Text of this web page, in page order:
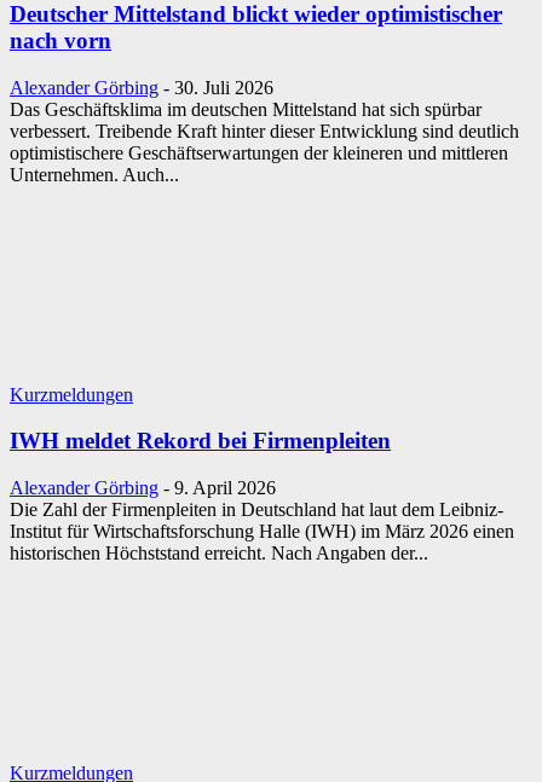
Deutscher Mittelstand blickt wieder optimistischer
nach vorn
Alexander Görbing - 30. Juli 2026
Das Geschäftsklima im deutschen Mittelstand hat sich spürbar
verbessert. Treibende Kraft hinter dieser Entwicklung sind deutlich
optimistischere Geschäftserwartungen der kleineren und mittleren
Unternehmen. Auch...
Kurzmeldungen
IWH meldet Rekord bei Firmenpleiten
Alexander Görbing - 9. April 2026
Die Zahl der Firmenpleiten in Deutschland hat laut dem Leibniz-
Institut für Wirtschaftsforschung Halle (IWH) im März 2026 einen
historischen Höchststand erreicht. Nach Angaben der...
Kurzmeldungen